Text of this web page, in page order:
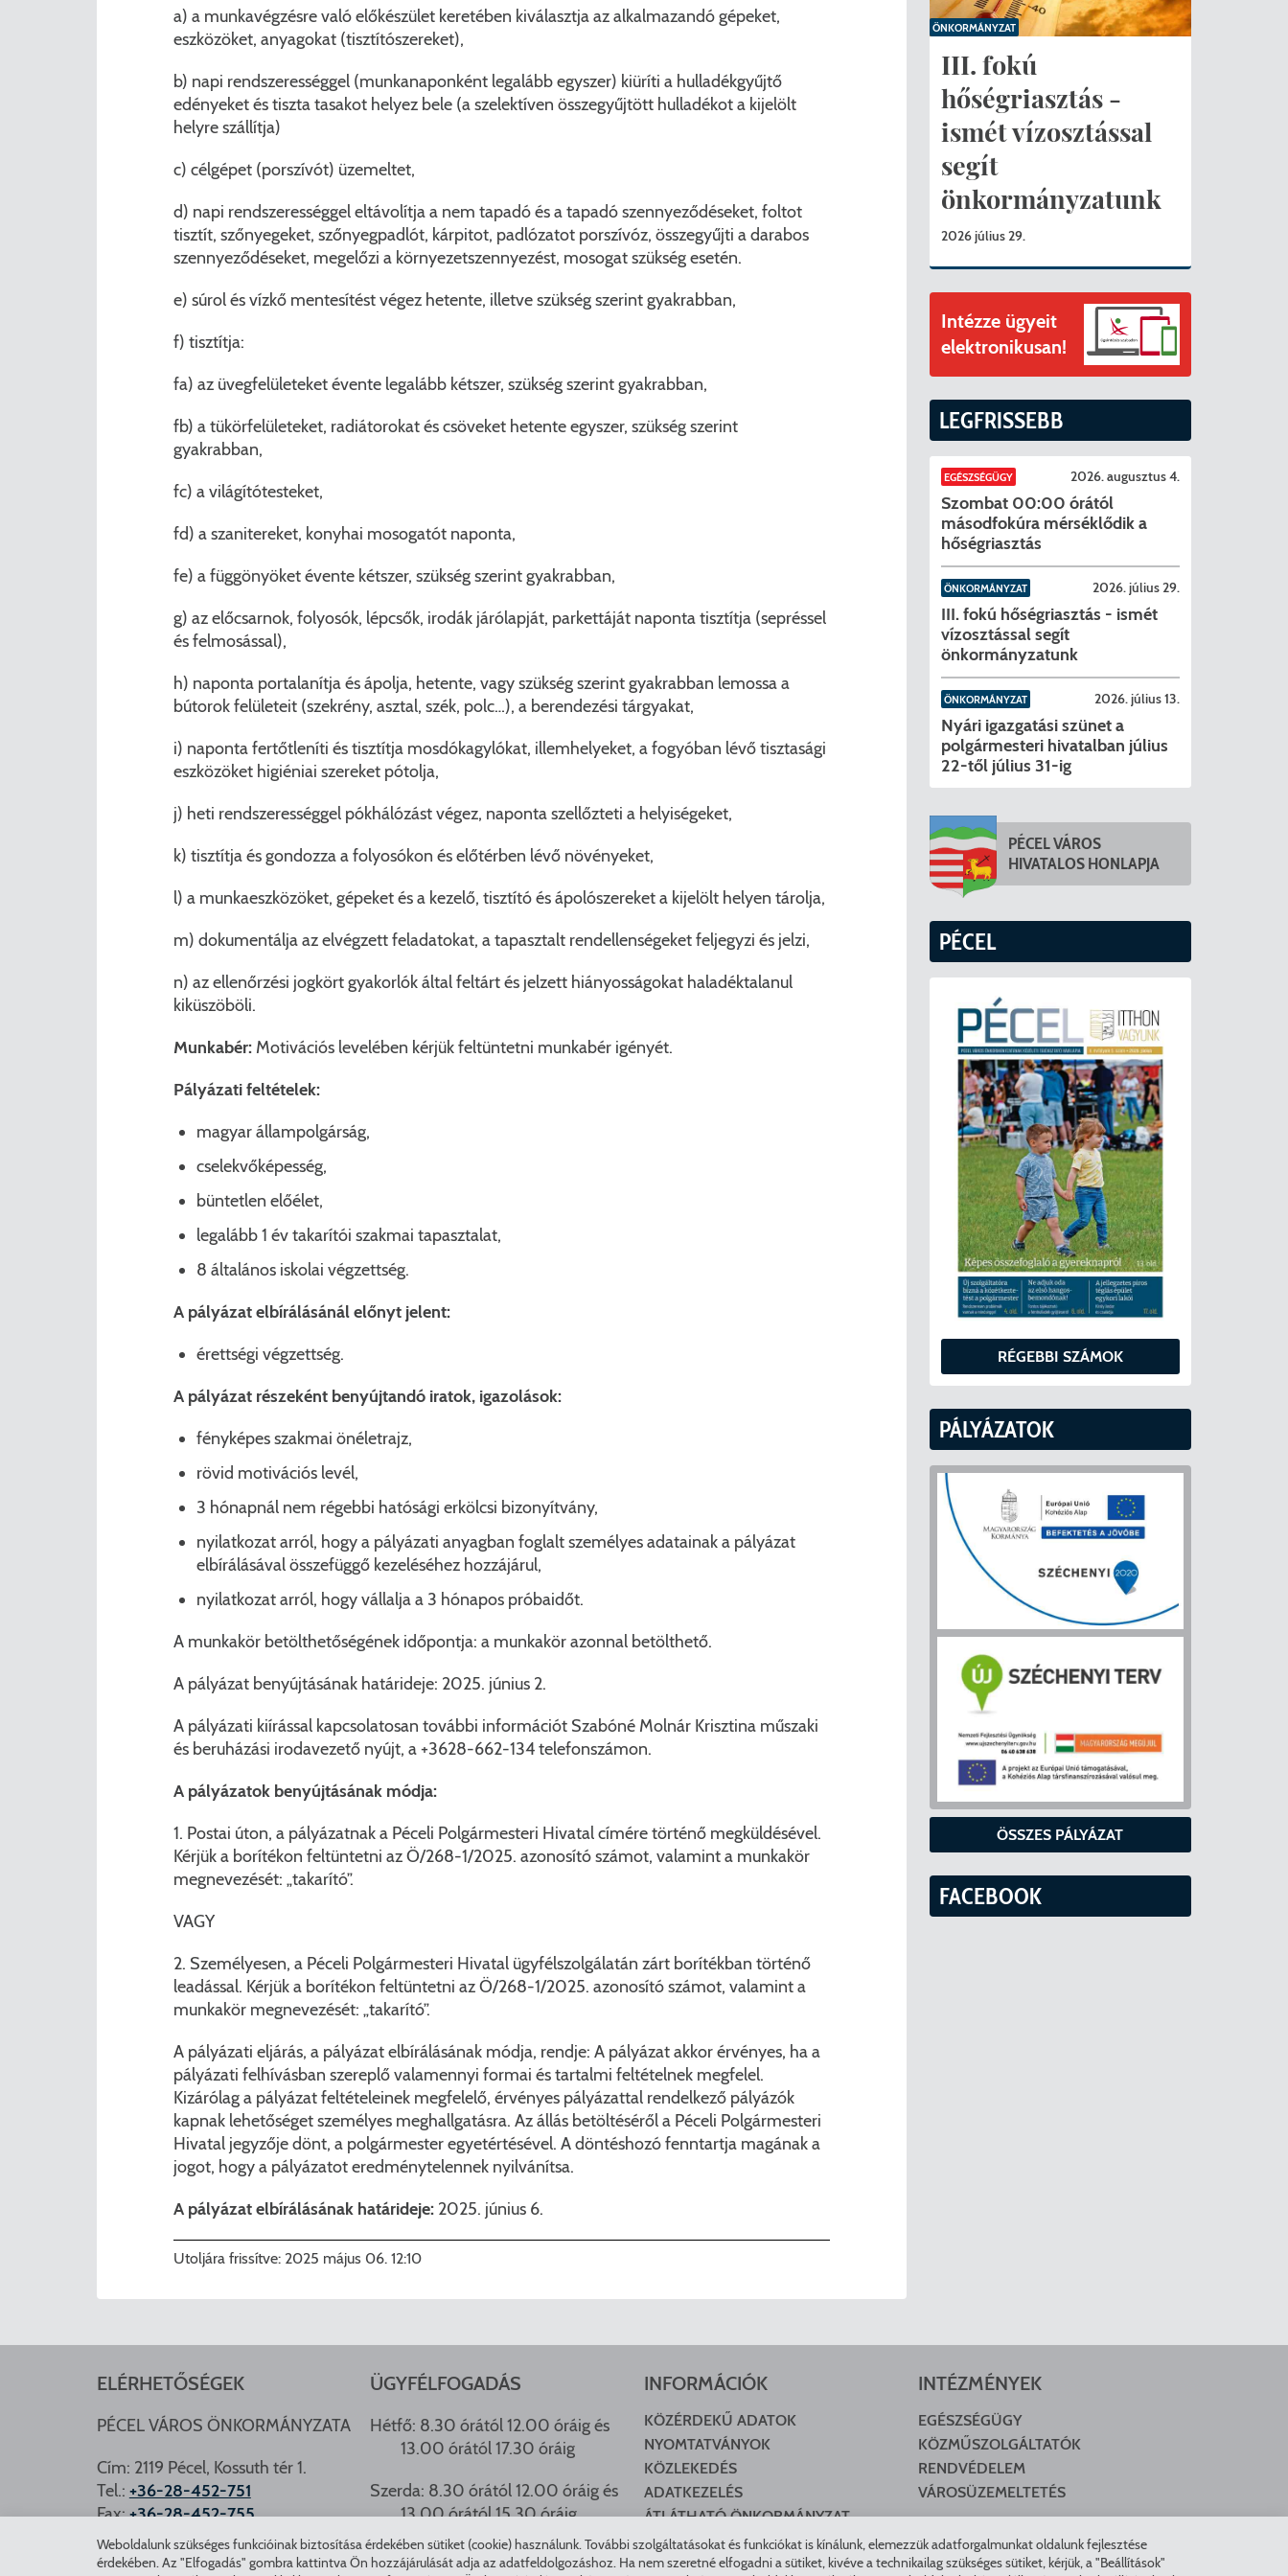
Komplex csapadékvíz-elvezetés korszerűsítése Pécelen II. ütem
Pécel Város Önkormányzata 250 000 000 Ft értékű támogatást nyert az alábbi projekt vonatkozásában.
a) a munkavégzésre való előkészület keretében kiválasztja az alkalmazandó gépeket,
eszközöket, anyagokat (tisztítószereket),
b) napi rendszerességgel (munkanaponként legalább egyszer) kiüríti a hulladékgyűjtő
edényeket és tiszta tasakot helyez bele (a szelektíven összegyűjtött hulladékot a kijelölt
helyre szállítja)
c) célgépet (porszívót) üzemeltet,
d) napi rendszerességgel eltávolítja a nem tapadó és a tapadó szennyeződéseket, foltot
tisztít, szőnyegeket, szőnyegpadlót, kárpitot, padlózatot porszívóz, összegyűjti a darabos
szennyeződéseket, megelőzi a környezetszennyezést, mosogat szükség esetén.
e) súrol és vízkő mentesítést végez hetente, illetve szükség szerint gyakrabban,
f) tisztítja:
fa) az üvegfelületeket évente legalább kétszer, szükség szerint gyakrabban,
fb) a tükörfelületeket, radiátorokat és csöveket hetente egyszer, szükség szerint
gyakrabban,
fc) a világítótesteket,
fd) a szanitereket, konyhai mosogatót naponta,
fe) a függönyöket évente kétszer, szükség szerint gyakrabban,
g) az előcsarnok, folyosók, lépcsők, irodák járólapját, parkettáját naponta tisztítja (sepréssel
és felmosással),
h) naponta portalanítja és ápolja, hetente, vagy szükség szerint gyakrabban lemossa a
bútorok felületeit (szekrény, asztal, szék, polc…), a berendezési tárgyakat,
i) naponta fertőtleníti és tisztítja mosdókagylókat, illemhelyeket, a fogyóban lévő tisztasági
eszközöket higiéniai szereket pótolja,
j) heti rendszerességgel pókhálózást végez, naponta szellőzteti a helyiségeket,
k) tisztítja és gondozza a folyosókon és előtérben lévő növényeket,
l) a munkaeszközöket, gépeket és a kezelő, tisztító és ápolószereket a kijelölt helyen tárolja,
m) dokumentálja az elvégzett feladatokat, a tapasztalt rendellenségeket feljegyzi és jelzi,
n) az ellenőrzési jogkört gyakorlók által feltárt és jelzett hiányosságokat haladéktalanul
kiküszöböli.
Munkabér:Motivációs levelében kérjük feltüntetni munkabér igényét.
Pályázati feltételek:
magyar állampolgárság,
cselekvőképesség,
büntetlen előélet,
legalább 1 év takarítói szakmai tapasztalat,
8 általános iskolai végzettség.
A pályázat elbírálásánál előnyt jelent:
érettségi végzettség.
A pályázat részeként benyújtandó iratok, igazolások:
fényképes szakmai önéletrajz,
rövid motivációs levél,
3 hónapnál nem régebbi hatósági erkölcsi bizonyítvány,
nyilatkozat arról, hogy a pályázati anyagban foglalt személyes adatainak a pályázat
elbírálásával összefüggő kezeléséhez hozzájárul,
nyilatkozat arról, hogy vállalja a 3 hónapos próbaidőt.
A munkakör betölthetőségének időpontja: a munkakör azonnal betölthető.
A pályázat benyújtásának határideje: 2025. június 2.
A pályázati kiírással kapcsolatosan további információt Szabóné Molnár Krisztina műszaki
és beruházási irodavezető nyújt, a +3628-662-134 telefonszámon.
A pályázatok benyújtásának módja:
1. Postai úton, a pályázatnak a Péceli Polgármesteri Hivatal címére történő megküldésével.
Kérjük a borítékon feltüntetni az Ö/268-1/2025. azonosító számot, valamint a munkakör
megnevezését: „takarító”.
VAGY
2. Személyesen, a Péceli Polgármesteri Hivatal ügyfélszolgálatán zárt borítékban történő
leadással. Kérjük a borítékon feltüntetni az Ö/268-1/2025. azonosító számot, valamint a
munkakör megnevezését: „takarító”.
A pályázati eljárás, a pályázat elbírálásának módja, rendje: A pályázat akkor érvényes, ha a
pályázati felhívásban szereplő valamennyi formai és tartalmi feltételnek megfelel.
Kizárólag a pályázat feltételeinek megfelelő, érvényes pályázattal rendelkező pályázók
kapnak lehetőséget személyes meghallgatásra. Az állás betöltéséről a Péceli Polgármesteri
Hivatal jegyzője dönt, a polgármester egyetértésével. A döntéshozó fenntartja magának a
jogot, hogy a pályázatot eredménytelennek nyilvánítsa.
A pályázat elbírálásának határideje:2025. június 6.
Utoljára frissítve: 2025 május 06. 12:10
III. fokú
hőségriasztás -
ismét vízosztással
segít
önkormányzatunk
2026 július 29.
ÖNKORMÁNYZAT
Intézze ügyeit
elektronikusan!
LEGFRISSEBB
EGÉSZSÉGÜGY 2026. augusztus 4.
Szombat 00:00 órától
másodfokúra mérséklődik a
hőségriasztás
ÖNKORMÁNYZAT 2026. július 29.
III. fokú hőségriasztás - ismét
vízosztással segít
önkormányzatunk
ÖNKORMÁNYZAT 2026. július 13.
Nyári igazgatási szünet a
polgármesteri hivatalban július
22-től július 31-ig
PÉCEL VÁROS
HIVATALOS HONLAPJA
PÉCEL
RÉGEBBI SZÁMOK
PÁLYÁZATOK
ÖSSZES PÁLYÁZAT
FACEBOOK
ELÉRHETŐSÉGEK
PÉCEL VÁROS ÖNKORMÁNYZATA
Cím: 2119 Pécel, Kossuth tér 1.
Tel.: +36-28-452-751
Fax:+36-28-452-755
e-mail:
hivatal@pecel.hu
ÜGYFÉLFOGADÁS
Hétfő: 8.30 órától 12.00 óráig és
13.00 órától 17.30 óráig
Szerda: 8.30 órától 12.00 óráig és
13.00 órától 15.30 óráig
PÉCEL.HU ARCHÍVUM
INFORMÁCIÓK
KÖZÉRDEKŰ ADATOK
NYOMTATVÁNYOK
KÖZLEKEDÉS
ADATKEZELÉS
ÁTLÁTHATÓ ÖNKORMÁNYZAT
COOKIE BEÁLLÍTÁSOK
INTÉZMÉNYEK
EGÉSZSÉGÜGY
KÖZMŰSZOLGÁLTATÓK
RENDVÉDELEM
VÁROSÜZEMELTETÉS
KERESÉS
Weboldalunk szükséges funkcióinak biztosítása érdekében sütiket (cookie) használunk. További szolgáltatásokat és funkciókat is kínálunk, elemezzük adatforgalmunkat oldalunk fejlesztése
érdekében. Az "Elfogadás" gombra kattintva Ön hozzájárulását adja az adatfeldolgozáshoz. Ha nem szeretné elfogadni a sütiket, kivéve a technikailag szükséges sütiket, kérjük, a "Beállítások"